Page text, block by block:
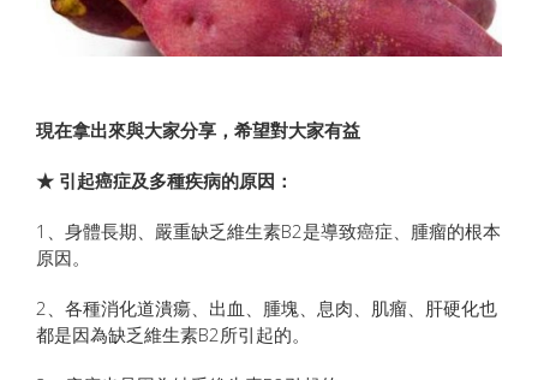
現在拿出來與大家分享，希望對大家有益
★ 引起癌症及多種疾病的原因：
1、身體長期、嚴重缺乏維生素B2是導致癌症、腫瘤的根本
原因。
2、各種消化道潰瘍、出血、腫塊、息肉、肌瘤、肝硬化也
都是因為缺乏維生素B2所引起的。